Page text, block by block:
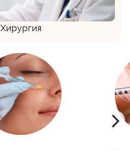
Хирургия